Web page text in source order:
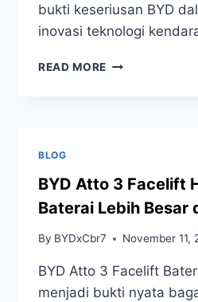
bukti keseriusan BYD
inovasi teknologi
READ MORE
BLOG
BYD Atto 3 Facelift
Baterai Lebih Besar
By BYDxCbr7 November 11,
BYD Atto 3 Facelift
menjadi bukti nyata